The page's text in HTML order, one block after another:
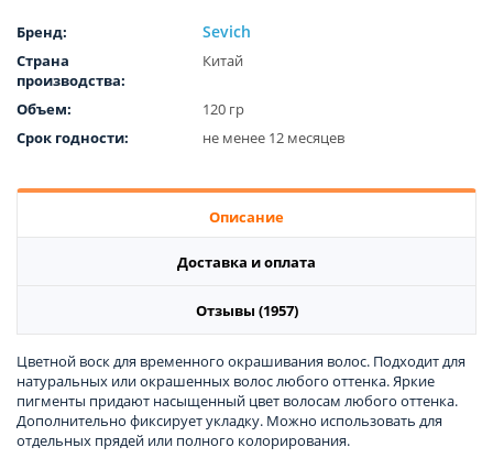
Бренд: Sevich
Страна
производства:
Китай
Объем:
120 гр
Срок годности:
не менее 12 месяцев
Описание
Доставка и оплата
Отзывы (1957)
Цветной воск для временного окрашивания волос. Подходит для
натуральных или окрашенных волос любого оттенка. Яркие
пигменты придают насыщенный цвет волосам любого оттенка.
Дополнительно фиксирует укладку. Можно использовать для
отдельных прядей или полного колорирования.